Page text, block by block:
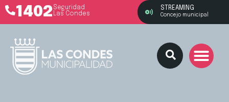
1402 Seguridad
Las Condes
STREAMING
Concejo municipal